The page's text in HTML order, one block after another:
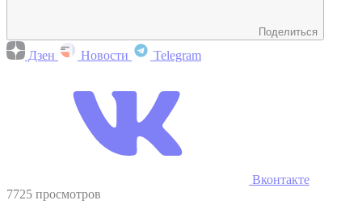
Поделиться
Дзен Новости Telegram
Вконтакте
7725 просмотров